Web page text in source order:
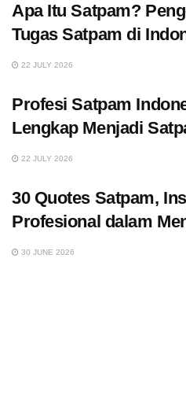
Apa Itu Satpam?
Tugas Satpam di
22 JULY 2026
Profesi Satpam
Lengkap Menjadi
22 JULY 2026
30 Quotes Satpam,
Profesional dalam
30 JUNE 2026